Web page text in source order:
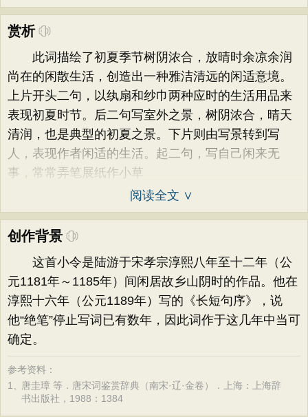
赏析
此词描绘了初夏季节树阴浓合，放晴时余凉余润
尚在的闲散生活，创造出一种雅洁清远的闲适意境。
上片开头二句，以纨扇和纱巾两种应时的生活用品来
表现初夏时节。后二句写室外之景，树阴浓合，晴天
清润，也是典型的初夏之景。下片则由写景转到写
人，表现作者闲适的生活。起二句，写自己闲来无
事，常常弄笔展纸作小草
阅读全文 ∨
创作背景
这首小令是陆游于宋孝宗淳熙八年至十二年（公
元1181年～1185年）间闲居故乡山阴时的作品。他在
淳熙十六年（公元1189年）写的《长短句序》，说
他“绝笔”停止写词已有数年，因此词作于这几年中当可
确定。
参考资料：
1、 唐圭璋 等．唐宋词鉴赏辞典（南宋·辽·金卷）．上海：上海辞
书出版社，1988：1384